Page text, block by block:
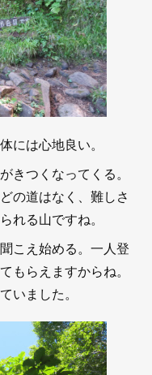
には心地良い。
きつくなってくる。
の道はなく、難しさ
れる山ですね。
こえ始める。一人登
もらえますからね。
いました。